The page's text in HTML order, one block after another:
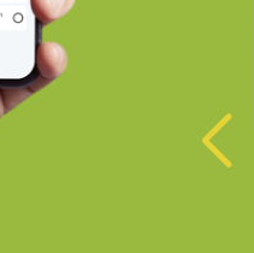
Oliemolen Eerbeek